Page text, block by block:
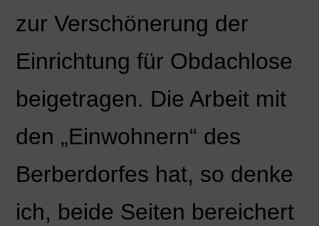
zur Verschönerung der
Einrichtung für Obdachlose
beigetragen. Die Arbeit mit
den „Einwohnern“ des
Berberdorfes hat, so denke
ich, beide Seiten bereichert